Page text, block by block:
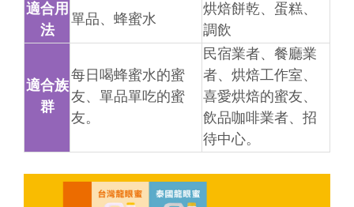
適合用
法
單品、蜂蜜水
烘焙餅乾、蛋糕、
調飲
適合族
群
每日喝蜂蜜水的蜜
友、單品單吃的蜜
友。
民宿業者、餐廳業
者、烘焙工作室、
喜愛烘焙的蜜友、
飲品咖啡業者、招
待中心。